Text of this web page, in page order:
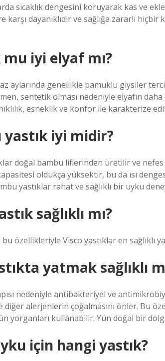
sıcaklık dengesini koruyarak kas ve
karşı dayanıklıdır ve sağlığa zararlı
iyi elyaf mı?
aylarında genellikle pamuklu giysiler
sentetik olması nedeniyle elyafın
esneklik ve konfor ile karakterize
yastık iyi midir?
doğal bambu liflerinden üretilir ve
oldukça yüksektir, bu da ısı
yastıklar rahat ve sağlıklı bir uyku
sağlıklı mı?
bu özellikleriyle Visco yastıklar en sağlıklı
yatmak sağlıklı
nedeniyle antibakteriyel ve
diğer alerjenlerin çoğalmasını önler. Bu
yorganları kullanabilir. Yün doğal bir
için hangi yastık?